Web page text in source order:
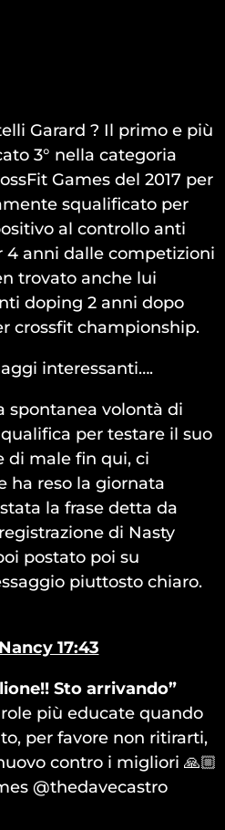
Garard ? Il primo e più
3° nella categoria
Games del 2017 per
squalificato per
al controllo anti
anni dalle competizioni
trovato anche lui
doping 2 anni dopo
crossfit championship.
interessanti….
spontanea volontà di
per testare il suo
di male fin qui, ci
ha reso la giornata
la frase detta da
di Nasty
postato poi su
piuttosto chiaro.
17:43
Sto arrivando”
più educate quando
per favore non ritirarti,
contro i migliori 🙏🏼
@thedavecastro